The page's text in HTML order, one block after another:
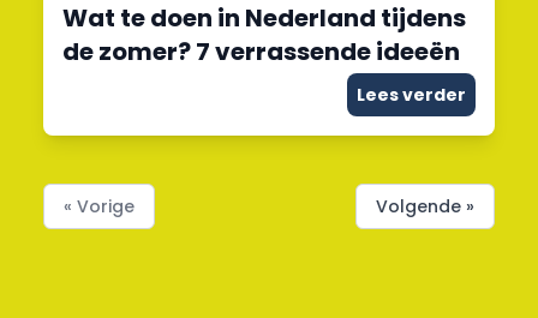
Wat te doen in Nederland tijdens
de zomer? 7 verrassende ideeën
Lees verder
« Vorige Volgende »